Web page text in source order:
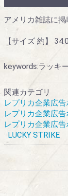
アメリカ雑誌に掲
【サイズ 約】
keywords:ラッキ
関連カテゴリ
レプリカ企業広
レプリカ企業広
レプリカ企業広
LUCKY STRIKE